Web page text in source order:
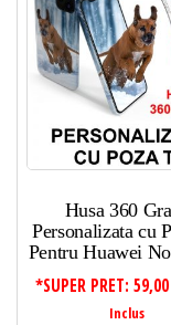
Husa 360
Personalizata cu
Pentru Huawei
*SUPER PRET:59,00
Inclus